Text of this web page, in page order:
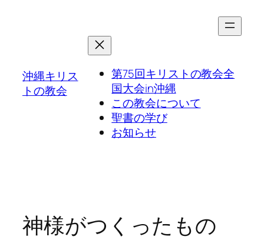
沖縄キリス
トの教会
第75回キリストの教会全
国大会in沖縄
この教会について
聖書の学び
お知らせ
神様がつくったもの